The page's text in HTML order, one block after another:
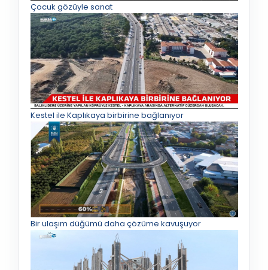
Çocuk gözüyle sanat
Kestel ile Kaplıkaya birbirine bağlanıyor
Bir ulaşım düğümü daha çözüme kavuşuyor